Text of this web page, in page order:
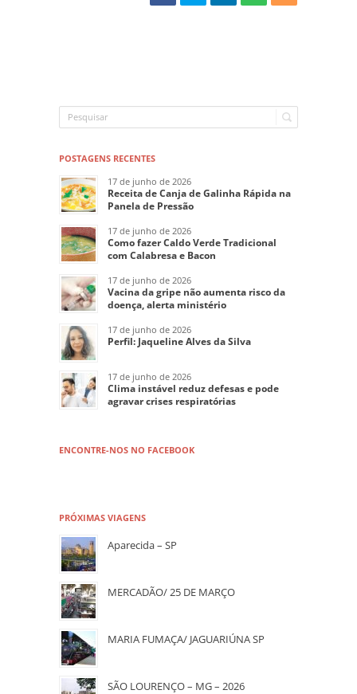
POSTAGENS RECENTES
17 de junho de 2026
Receita de Canja de Galinha Rápida na
Panela de Pressão
17 de junho de 2026
Como fazer Caldo Verde Tradicional
com Calabresa e Bacon
17 de junho de 2026
Vacina da gripe não aumenta risco da
doença, alerta ministério
17 de junho de 2026
Perfil: Jaqueline Alves da Silva
17 de junho de 2026
Clima instável reduz defesas e pode
agravar crises respiratórias
ENCONTRE-NOS NO FACEBOOK
PRÓXIMAS VIAGENS
Aparecida – SP
MERCADÃO/ 25 DE MARÇO
MARIA FUMAÇA/ JAGUARIÚNA SP
SÃO LOURENÇO – MG – 2026